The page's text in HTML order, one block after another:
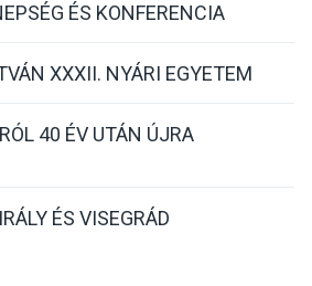
ÉS KONFERENCIA
XXXII. NYÁRI EGYETEM
40 ÉV UTÁN ÚJRA
ÉS VISEGRÁD